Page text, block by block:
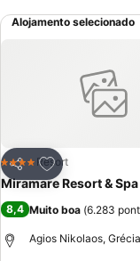
academia de ginástica,
Alojamento selecionado
Partilhar
Adicionar aos
4 EstrelasResort
Miramare Resort & Spa
8,4 Muito boa (6.283
Agios Nikolaos, Grécia